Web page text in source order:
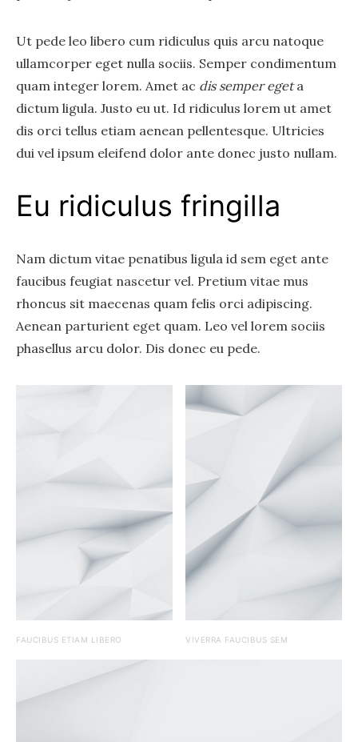
Ut pede leo libero cum ridiculus quis arcu natoque
ullamcorper eget nulla sociis. Semper condimentum
quam integer lorem. Amet ac dis semper egeta
dictum ligula. Justo eu ut. Id ridiculus lorem ut amet
dis orci tellus etiam aenean pellentesque. Ultricies
dui vel ipsum eleifend dolor ante donec justo nullam.
Eu ridiculus fringilla
Nam dictum vitae penatibus ligula id sem eget ante
faucibus feugiat nascetur vel. Pretium vitae mus
rhoncus sit maecenas quam felis orci adipiscing.
Aenean parturient eget quam. Leo vel lorem sociis
phasellus arcu dolor. Dis donec eu pede.
FAUCIBUS ETIAM LIBERO VIVERRA FAUCIBUS SEM